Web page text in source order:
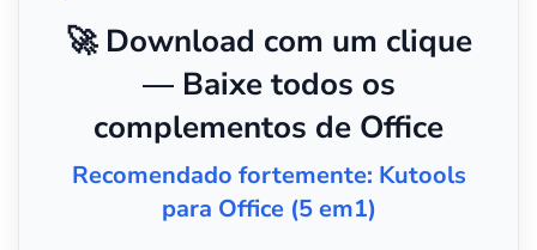
🚀 Download com um clique
— Baixe todos os
complementos de Office
Recomendado fortemente: Kutools
para Office (5 em1)